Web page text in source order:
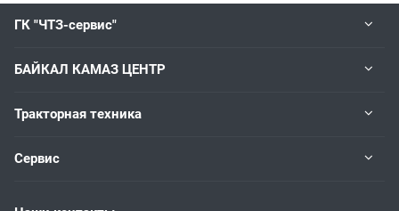
ГК "ЧТЗ-сервис"
БАЙКАЛ КАМАЗ ЦЕНТР
Тракторная техника
Сервис